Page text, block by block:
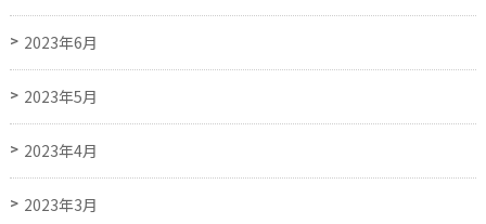
2023年6月
2023年5月
2023年4月
2023年3月